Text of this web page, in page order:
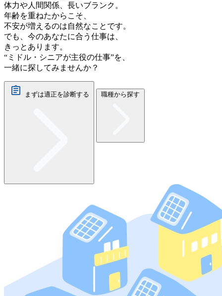
体力や人間関係、長いブランク。
年齢を重ねたからこそ、
不安が増えるのは自然なことです。
でも、今のあなたに合う仕事は、
きっとあります。
“ミドル・シニアが主役の仕事”を、
一緒に探してみませんか？
まずは適正を診断する 職種から探す